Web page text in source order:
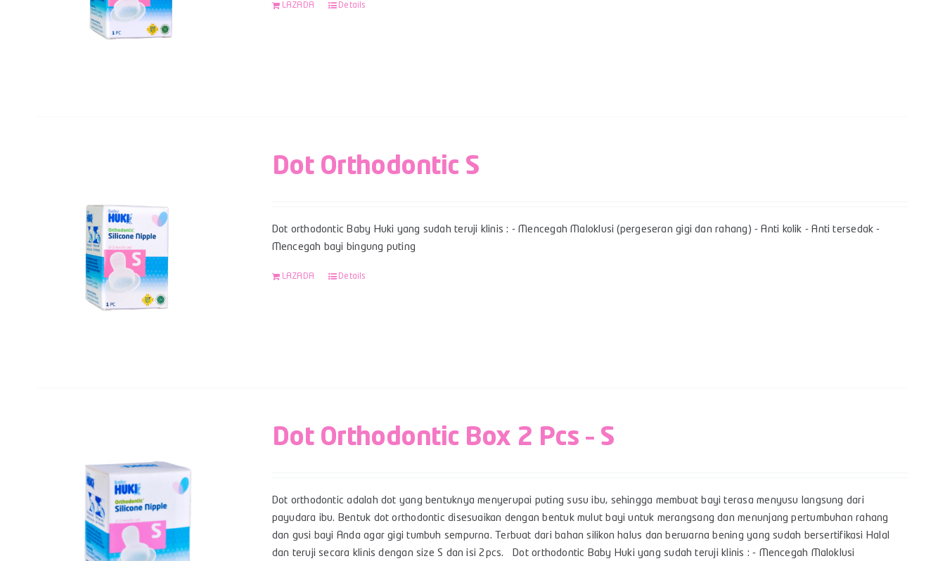
LAZADA Details
Dot Orthodontic S
Dot orthodontic Baby Huki yang sudah teruji klinis : - Mencegah Maloklusi (pergeseran gigi dan rahang) - Anti kolik - Anti tersedak -
Mencegah bayi bingung puting
LAZADA Details
Dot Orthodontic Box 2 Pcs – S
Dot orthodontic adalah dot yang bentuknya menyerupai puting susu ibu, sehingga membuat bayi terasa menyusu langsung dari
payudara ibu. Bentuk dot orthodontic disesuaikan dengan bentuk mulut bayi untuk merangsang dan menunjang pertumbuhan rahang
dan gusi bayi Anda agar gigi tumbuh sempurna. Terbuat dari bahan silikon halus dan berwarna bening yang sudah bersertifikasi Halal
dan teruji secara klinis dengan size S dan isi 2pcs. Dot orthodontic Baby Huki yang sudah teruji klinis : - Mencegah Maloklusi